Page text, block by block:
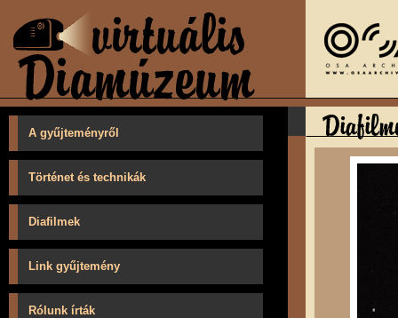
A gyűjteményről
Történet és technikák
Diafilmek
Link gyűjtemény
Rólunk írták